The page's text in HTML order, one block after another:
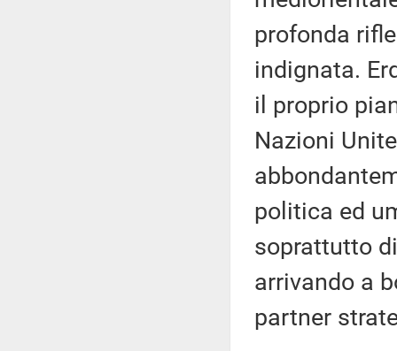
profonda
indignata.
il proprio
Nazioni
politica ed
soprattutto
arrivando a
partner